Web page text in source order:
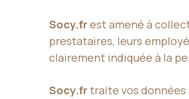
Socy.frest amené à
prestataires, leurs
clairement indiquée à la
Socy.frtraite vos